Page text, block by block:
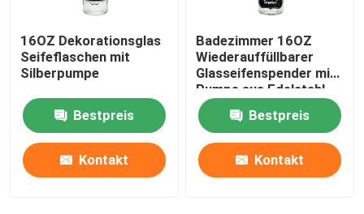
16OZ Dekorationsglas
Seifeflaschen mit
Silberpumpe
Bestpreis
Kontakt
Badezimmer 16OZ
Wiederauffüllbarer
Glasseifenspender mit
Pumpe aus Edelstahl
Bestpreis
Kontakt